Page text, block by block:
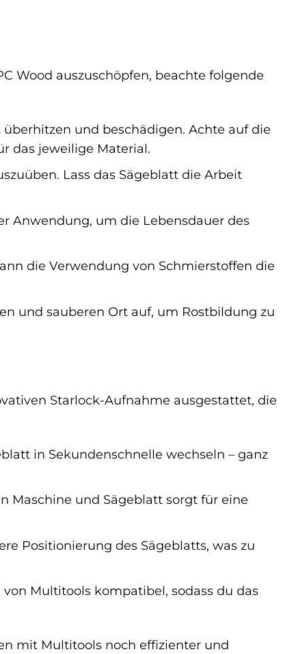
Wood auszuschöpfen, beachte folgende
und beschädigen. Achte auf die
das jeweilige Material.
Lass das Sägeblatt die Arbeit
Anwendung, um die Lebensdauer des
die Verwendung von Schmierstoffen die
und sauberen Ort auf, um Rostbildung zu
Starlock-Aufnahme ausgestattet, die
in Sekundenschnelle wechseln – ganz
Maschine und Sägeblatt sorgt für eine
Positionierung des Sägeblatts, was zu
Multitools kompatibel, sodass du das
mit Multitools noch effizienter und